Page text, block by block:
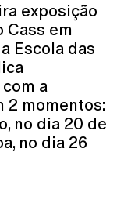
exposição
em
Escola das
a
2 momentos:
no dia 20 de
no dia 26